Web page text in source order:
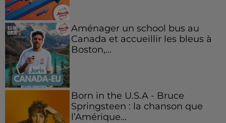
Aménager un school bus au
Canada et accueillir les bleus à
Boston,...
Born in the U.S.A - Bruce
Springsteen : la chanson que
l’Amérique...